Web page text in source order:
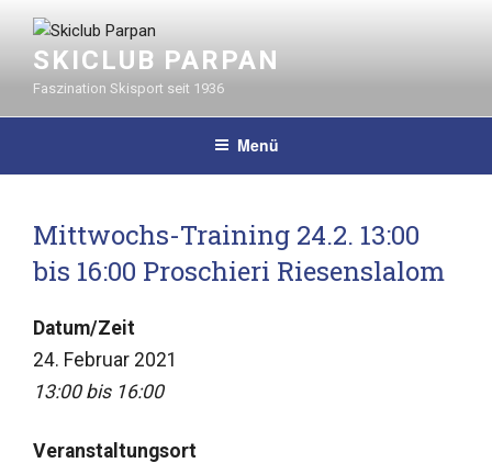
Inhalt
springenSKICLUB PARPAN
Faszination Skisport seit 1936
Menü
Mittwochs-Training 24.2. 13:00
bis 16:00 Proschieri Riesenslalom
Datum/Zeit
24. Februar 2021
13:00 bis 16:00
Veranstaltungsort